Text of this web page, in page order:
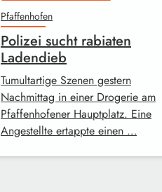
Pfaffenhofen
Polizei sucht rabiaten
Ladendieb
Tumultartige Szenen gestern
Nachmittag in einer Drogerie am
Pfaffenhofener Hauptplatz. Eine
Angestellte ertappte einen …